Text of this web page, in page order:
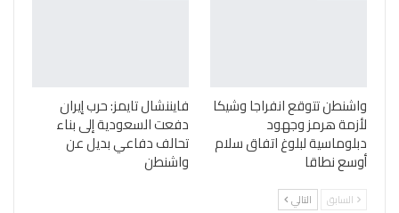
واشنطن تتوقع انفراجا وشيكا
لأزمة هرمز وجهود
دبلوماسية لبلوغ اتفاق سلام
أوسع نطاقا
فايننشال تايمز: حرب إيران
دفعت السعودية إلى بناء
تحالف دفاعي بديل عن
واشنطن
السابق التالي